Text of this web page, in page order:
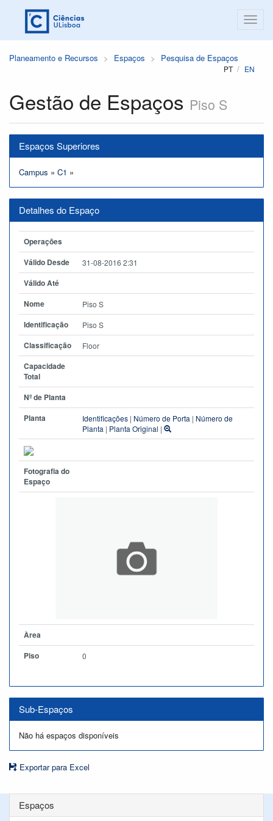
Planeamento e Recursos Espaços Pesquisa de Espaços
PT EN
Gestão de Espaços Piso S
Espaços Superiores
Campus » C1 »
Detalhes do Espaço
Operações
Válido Desde
31-08-2016 2:31
Válido Até
Nome
Piso S
Identificação Piso S
Classificação Floor
Capacidade
Total
Nº de Planta
Planta
Identificações | Número de Porta | Número de
Planta | Planta Original |
Fotografia do
Espaço
Àrea
Piso
0
Sub-Espaços
Não há espaços disponíveis
Exportar para Excel
Espaços